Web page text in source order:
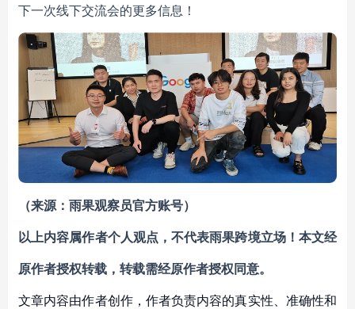
下一次线下交流会的更多信息！
（来源：雨果观察员官方账号）
以上内容属作者个人观点，不代表雨果跨境立场！本文经
原作者授权转载，转载需经原作者授权同意。​
文章内容由作者创作，作者负责内容的真实性、准确性和